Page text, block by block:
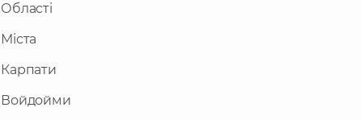
Області
Міста
Карпати
Войдойми